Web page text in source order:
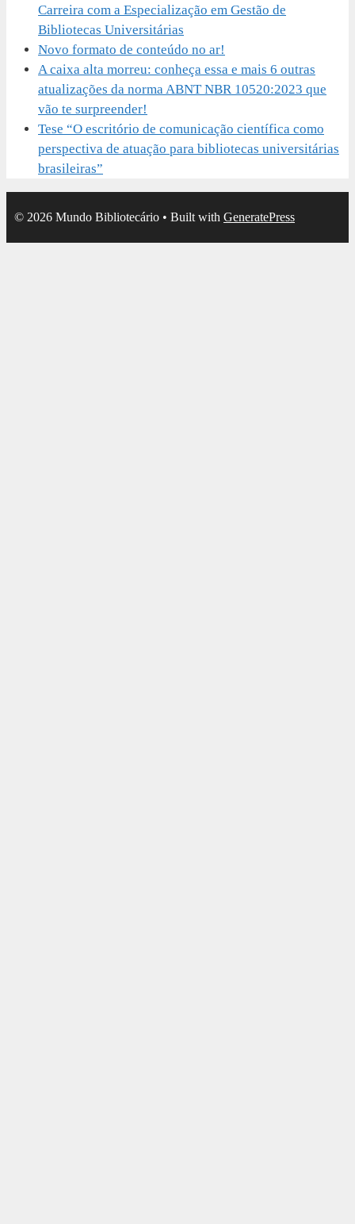
Carreira com a Especialização em Gestão de
Bibliotecas Universitárias
Novo formato de conteúdo no ar!
A caixa alta morreu: conheça essa e mais 6 outras
atualizações da norma ABNT NBR 10520:2023 que
vão te surpreender!
Tese “O escritório de comunicação científica como
perspectiva de atuação para bibliotecas universitárias
brasileiras”
© 2026 Mundo Bibliotecário • Built with GeneratePress